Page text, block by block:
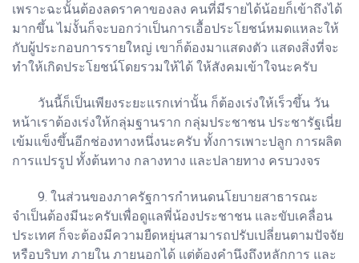
เพราะฉะนั้นต้องลดราคาของลง คนที่มีรายได้น้อยก็เข้าถึงได้
มากขึ้น ไม่งั้นก็จะบอกว่าเป็นการเอื้อประโยชน์หมดแหละให้
กับผู้ประกอบการรายใหญ่ เขาก็ต้องมาแสดงตัว แสดงสิ่งที่จะ
ทำให้เกิดประโยชน์โดยรวมให้ได้ ให้สังคมเข้าใจนะครับ
วันนี้ก็เป็นเพียงระยะแรกเท่านั้น ก็ต้องเร่งให้เร็วขึ้น วัน
หน้าเราต้องเร่งให้กลุ่มฐานราก กลุ่มประชาชน ประชารัฐเนี่ย
เข้มแข็งขึ้นอีกช่องทางหนึ่งนะครับ ทั้งการเพาะปลูก การผลิต
การแปรรูป ทั้งต้นทาง กลางทาง และปลายทาง ครบวงจร
9. ในส่วนของภาครัฐการกำหนดนโยบายสาธารณะ
จำเป็นต้องมีนะครับเพื่อดูแลพี่น้องประชาชน และขับเคลื่อน
ประเทศ ก็จะต้องมีความยืดหยุ่นสามารถปรับเปลี่ยนตามปัจจัย
หรือบริบท ภายใน ภายนอกได้ แต่ต้องคำนึงถึงหลักการ และ